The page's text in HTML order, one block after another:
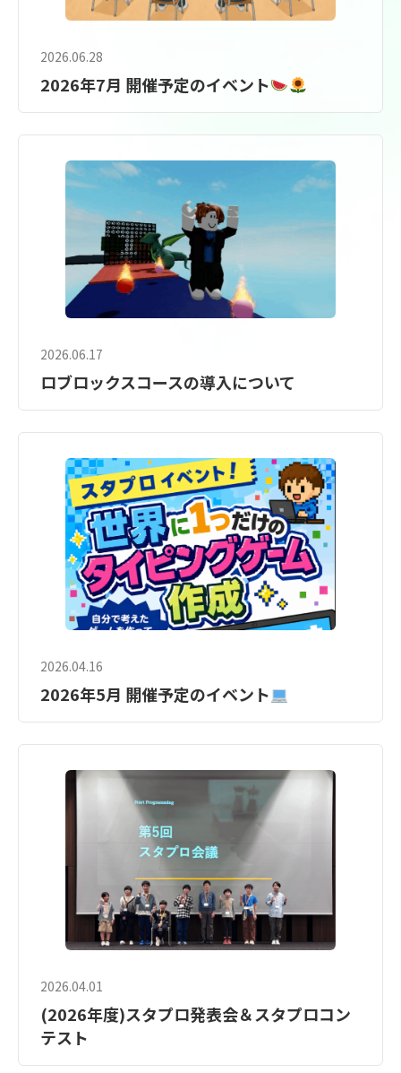
2026.06.28
2026年7月 開催予定のイベント
2026.06.17
ロブロックスコースの導入について
2026.04.16
2026年5月 開催予定のイベント
2026.04.01
(2026年度)スタプロ発表会＆スタプロコン
テスト